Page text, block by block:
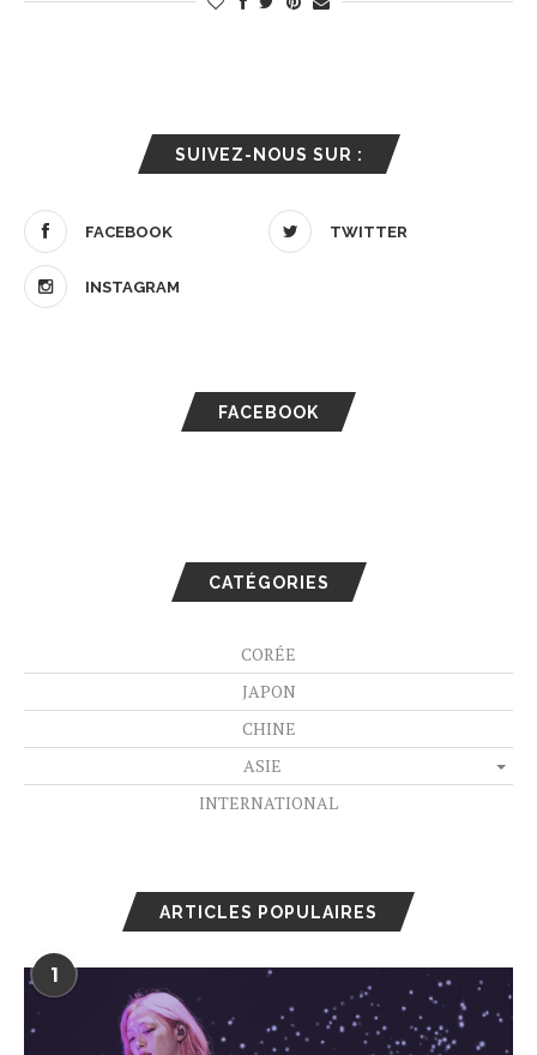
SUIVEZ-NOUS SUR :
FACEBOOK TWITTER
INSTAGRAM
FACEBOOK
CATÉGORIES
CORÉE
JAPON
CHINE
ASIE
INTERNATIONAL
ARTICLES POPULAIRES
1